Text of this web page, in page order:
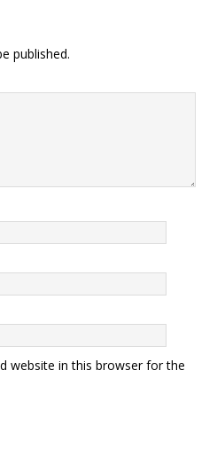
published.
website in this browser for the